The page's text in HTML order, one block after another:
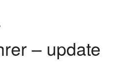
– update